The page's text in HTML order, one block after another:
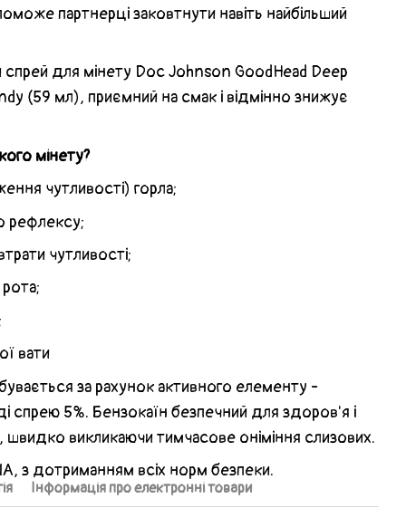
партнерці заковтнути навіть найбільший
для мінету Doc Johnson GoodHead Deep
(59 мл), приємний на смак і відмінно знижує
мінету?
чутливості) горла;
рефлексу;
чутливості;
вати
за рахунок активного елементу -
спрею 5%. Бензокаїн безпечний для здоров'я і
викликаючи тимчасове оніміння слизових.
з дотриманням всіх норм безпеки.
Інформація про електронні товари